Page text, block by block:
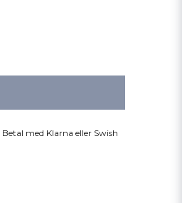
Betal med Klarna eller Swish